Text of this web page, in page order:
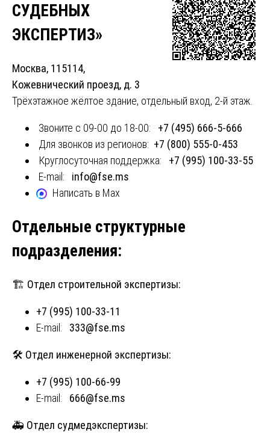
СУДЕБНЫХ
ЭКСПЕРТИЗ»
Москва, 115114,
Кожевнический проезд, д. 3
Трёхэтажное жёлтое здание, отдельный вход, 2-й этаж.
Звоните с 09-00 до 18-00: +7 (495) 666-5-666
Для звонков из регионов: +7 (800) 555-0-453
Круглосуточная поддержка: +7 (995) 100-33-55
E-mail: info@fse.ms
Написать в Max
Отдельные структурные
подразделения:
🏗️ Отдел строительной экспертизы:
+7 (995) 100-33-11
E-mail: 333@fse.ms
🛠️ Отдел инженерной экспертизы:
+7 (995) 100-66-99
E-mail: 666@fse.ms
🚑 Отдел судмедэкспертизы: